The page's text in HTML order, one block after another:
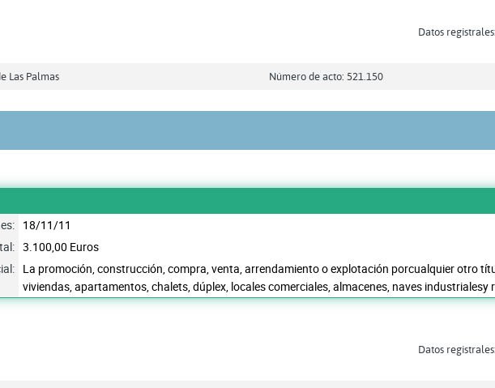
Datos
Las Palmas Número de acto: 521.150
18/11/11
3.100,00 Euros
La promoción, construcción, compra, venta, arrendamiento o explotación porcualquier otro
viviendas, apartamentos, chalets, dúplex, locales comerciales, almacenes, naves industrialesy
Datos